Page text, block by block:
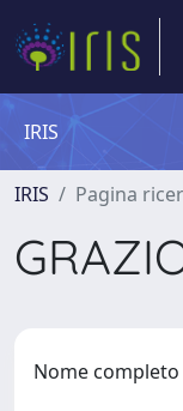
IRIS
IRIS Pagina
Nome completo